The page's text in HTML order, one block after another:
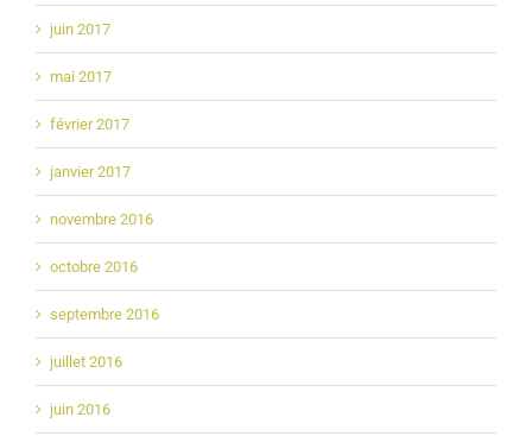
juin 2017
mai 2017
février 2017
janvier 2017
novembre 2016
octobre 2016
septembre 2016
juillet 2016
juin 2016